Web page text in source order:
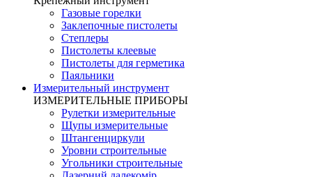
Газовые горелки
Заклепочные пистолеты
Степлеры
Пистолеты клеевые
Пистолеты для герметика
Паяльники
Измерительный инструмент
ИЗМЕРИТЕЛЬНЫЕ ПРИБОРЫ
Рулетки измерительные
Щупы измерительные
Штангенциркули
Уровни строительные
Угольники строительные